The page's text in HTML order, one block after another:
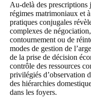
Au-delà des
régimes matrimoniaux et
pratiques conjugales
complexes de
contournement ou de
modes de gestion de
de la prise de décision
contrôle des ressources
privilégiés d’observation
des hiérarchies
dans les foyers.